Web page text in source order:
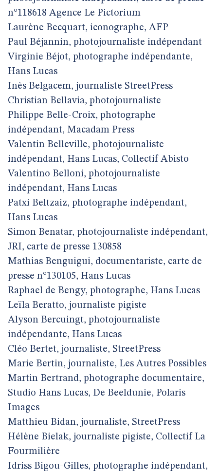
n°118618 Agence Le Pictorium
Laurène Becquart, iconographe, AFP
Paul Béjannin, photojournaliste indépendant
Virginie Béjot, photographe indépendante,
Hans Lucas
Inès Belgacem, journaliste StreetPress
Christian Bellavia, photojournaliste
Philippe Belle-Croix, photographe
indépendant, Macadam Press
Valentin Belleville, photojournaliste
indépendant, Hans Lucas, Collectif Abisto
Valentino Belloni, photojournaliste
indépendant, Hans Lucas
Patxi Beltzaiz, photographe indépendant,
Hans Lucas
Simon Benatar, photojournaliste indépendant,
JRI, carte de presse 130858
Mathias Benguigui, documentariste, carte de
presse n°130105, Hans Lucas
Raphael de Bengy, photographe, Hans Lucas
Leïla Beratto, journaliste pigiste
Alyson Bercuingt, photojournaliste
indépendante, Hans Lucas
Cléo Bertet, journaliste, StreetPress
Marie Bertin, journaliste, Les Autres Possibles
Martin Bertrand, photographe documentaire,
Studio Hans Lucas, De Beeldunie, Polaris
Images
Matthieu Bidan, journaliste, StreetPress
Hélène Bielak, journaliste pigiste, Collectif La
Fourmilière
Idriss Bigou-Gilles, photographe indépendant,